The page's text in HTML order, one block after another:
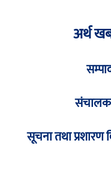
अर्थ
सूचना तथा प्रशारण